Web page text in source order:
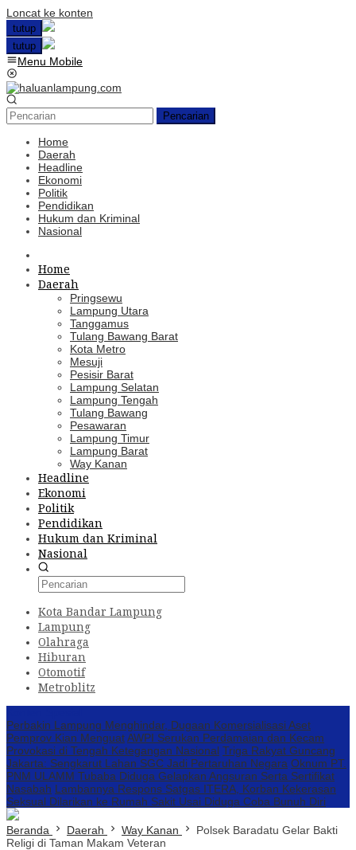
Loncat ke konten
tutup
tutup
Menu Mobile
Pencarian
Home
Daerah
Headline
Ekonomi
Politik
Pendidikan
Hukum dan Kriminal
Nasional
Home
Daerah
Pringsewu
Lampung Utara
Tanggamus
Tulang Bawang Barat
Kota Metro
Mesuji
Pesisir Barat
Lampung Selatan
Lampung Tengah
Tulang Bawang
Pesawaran
Lampung Timur
Lampung Barat
Way Kanan
Headline
Ekonomi
Politik
Pendidikan
Hukum dan Kriminal
Nasional
Kota Bandar Lampung
Lampung
Olahraga
Hiburan
Otomotif
Metroblitz
Perbakin Lampung Menghindar, Dugaan Komersialisasi Aset
Pemprov Kian MenguatAWPI Serukan Perdamaian dan Kecam
Provokasi di Tengah Ketegangan Nasional Triga Rakyat Guncang
Jakarta: Sengkarut Lahan SGC Jadi Pertaruhan Negara Oknum PT.
PNM ULAMM Tubaba Diduga Gelapkan Angsuran Serta Sertifikat
Nasabah Lambannya Respons Satgas ITERA, Korban Kekerasan
Seksual Dilarikan ke Rumah Sakit Usai Diduga Coba Bunuh Diri
Beranda Daerah Way Kanan
Polsek Baradatu Gelar Bakti
Religi di Taman Makam Veteran